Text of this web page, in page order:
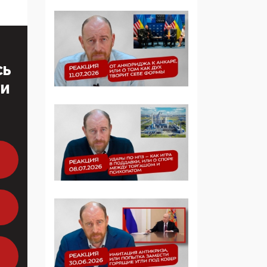
семьи и традиционных
ценностей: «Новые
люди» поднимают
электорат феминисток
на битву с
мужчинами-«бабуинам
05:08, 15 Мая 2026
Эзотерика,
инфоцыганство и
лженаука под ширмой
защиты традиционных
выступал на форуме
«Россия 809. Традиции
будущего»
09:40, 06 Мая 2026